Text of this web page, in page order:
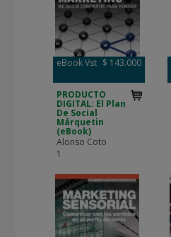
eBook Vst $ 143.000
PRODUCTO
DIGITAL: El Plan
De Social
Márquetin
(eBook)
Alonso Coto
1